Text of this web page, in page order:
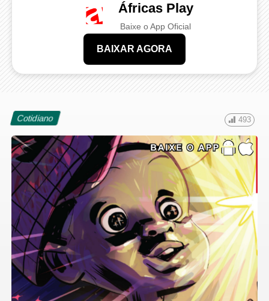
Áfricas Play
Baixe o App Oficial
BAIXAR AGORA
Cotidiano 493